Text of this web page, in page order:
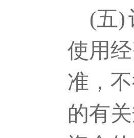
(五)
使用
准，
的有